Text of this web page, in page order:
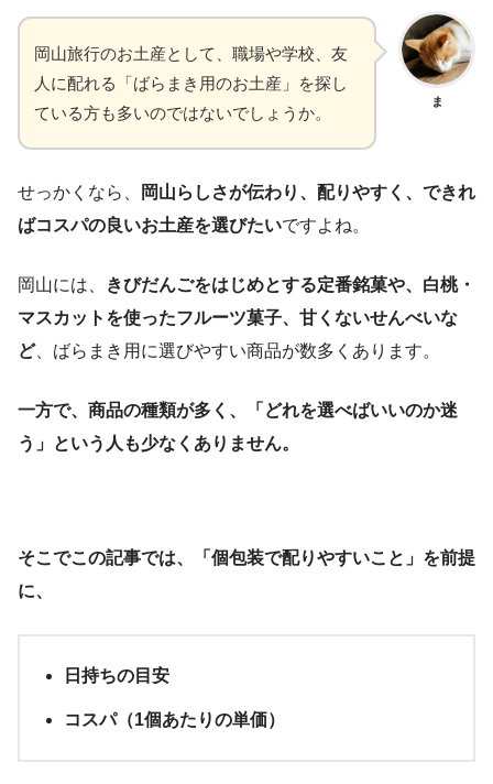
ま
岡山旅行のお土産として、職場や学校、友
人に配れる「ばらまき用のお土産」を探し
ている方も多いのではないでしょうか。
せっかくなら、
岡山らしさが伝わり、配りやすく、できれ
ばコスパの良いお土産を選びたいですよね。
岡山には、
きびだんごをはじめとする定番銘菓や、白桃・
マスカットを使ったフルーツ菓子、甘くないせんべいな
ど、ばらまき用に選びやすい商品が数多くあります。
一方で、商品の種類が多く、「どれを選べばいいのか迷
う」という人も少なくありません。
そこでこの記事では、「個包装で配りやすいこと」を前提
に、
日持ちの目安
コスパ（1個あたりの単価）